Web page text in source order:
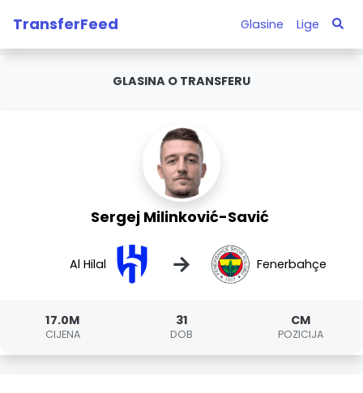
TransferFeed Glasine Lige
GLASINA O TRANSFERU
Sergej Milinković-Savić
Al Hilal → Fenerbahçe
17.0M
CIJENA
31
DOB
CM
POZICIJA